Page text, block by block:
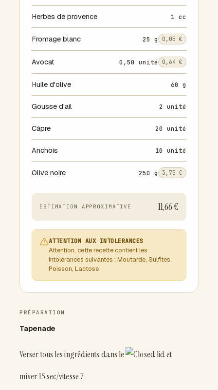
Herbes de provence 1 cc
Fromage blanc 25 g 0,05 €
Avocat 0,50 unité 0,64 €
Huile d'olive 60 g
Gousse d'ail 2 unité
Câpre 20 unité
Anchois 10 unité
Olive noire 250 g 3,75 €
ESTIMATION APPROXIMATIVE 11,66 €
ATTENTION AUX INTOLERANCES
Attention, cette recette contient les
intolérances suivantes : Moutarde, Sulfites,
Poisson, Lactose
PRÉPARATION
Tapenade
Verser tous les ingrédients dans le
et
mixer 15 sec/vitesse 7